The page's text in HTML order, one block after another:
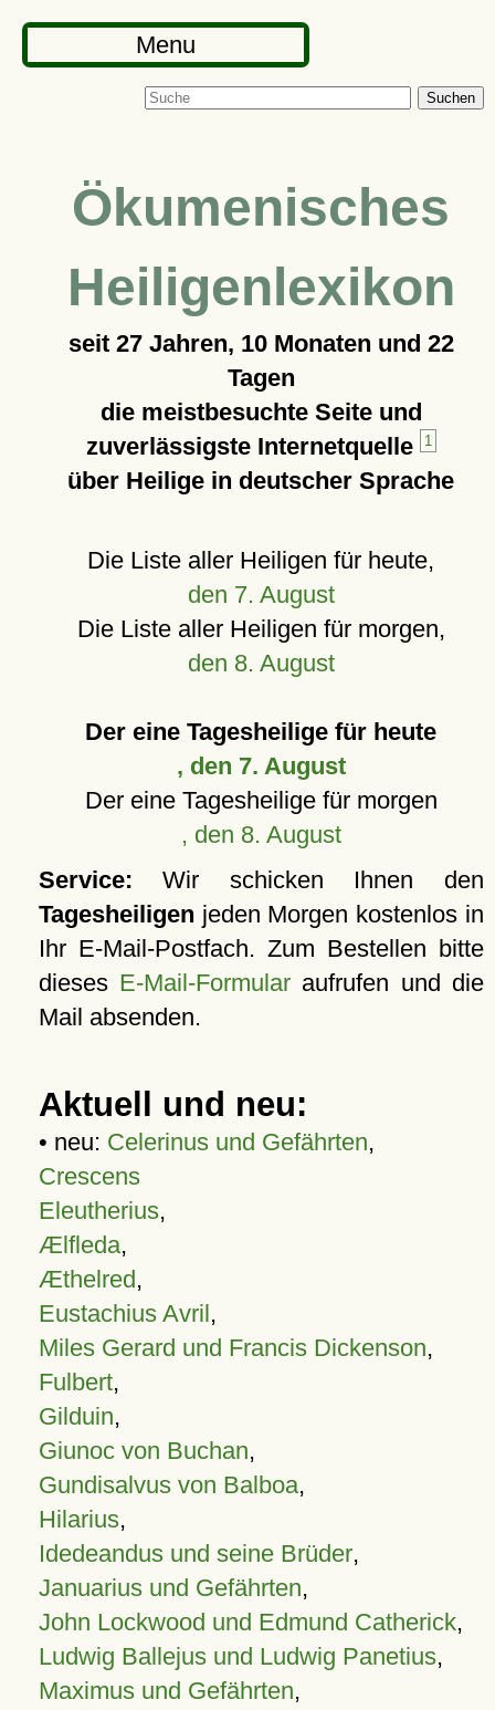
Menu
Suchen
Ökumenisches
Heiligenlexikon
seit 27 Jahren, 10 Monaten und 22
Tagen
die meistbesuchte Seite und
zuverlässigste Internetquelle
1
über Heilige in deutscher Sprache
Die Liste aller Heiligen für heute,
den 7. August
Die Liste aller Heiligen für morgen,
den 8. August
Der eine Tagesheilige für heute
, den 7. August
Der eine Tagesheilige für morgen
, den 8. August
Service: Wir schicken Ihnen den
Tagesheiligen jeden Morgen kostenlos in
Ihr E-Mail-Postfach. Zum Bestellen bitte
dieses E-Mail-Formular aufrufen und die
Mail absenden.
Aktuell und neu:
• neu: Celerinus und Gefährten,
Crescens
Eleutherius,
Ælfleda,
Æthelred,
Eustachius Avril,
Miles Gerard und Francis Dickenson,
Fulbert,
Gilduin,
Giunoc von Buchan,
Gundisalvus von Balboa,
Hilarius,
Idedeandus und seine Brüder,
Januarius und Gefährten,
John Lockwood und Edmund Catherick,
Ludwig Ballejus und Ludwig Panetius,
Maximus und Gefährten,